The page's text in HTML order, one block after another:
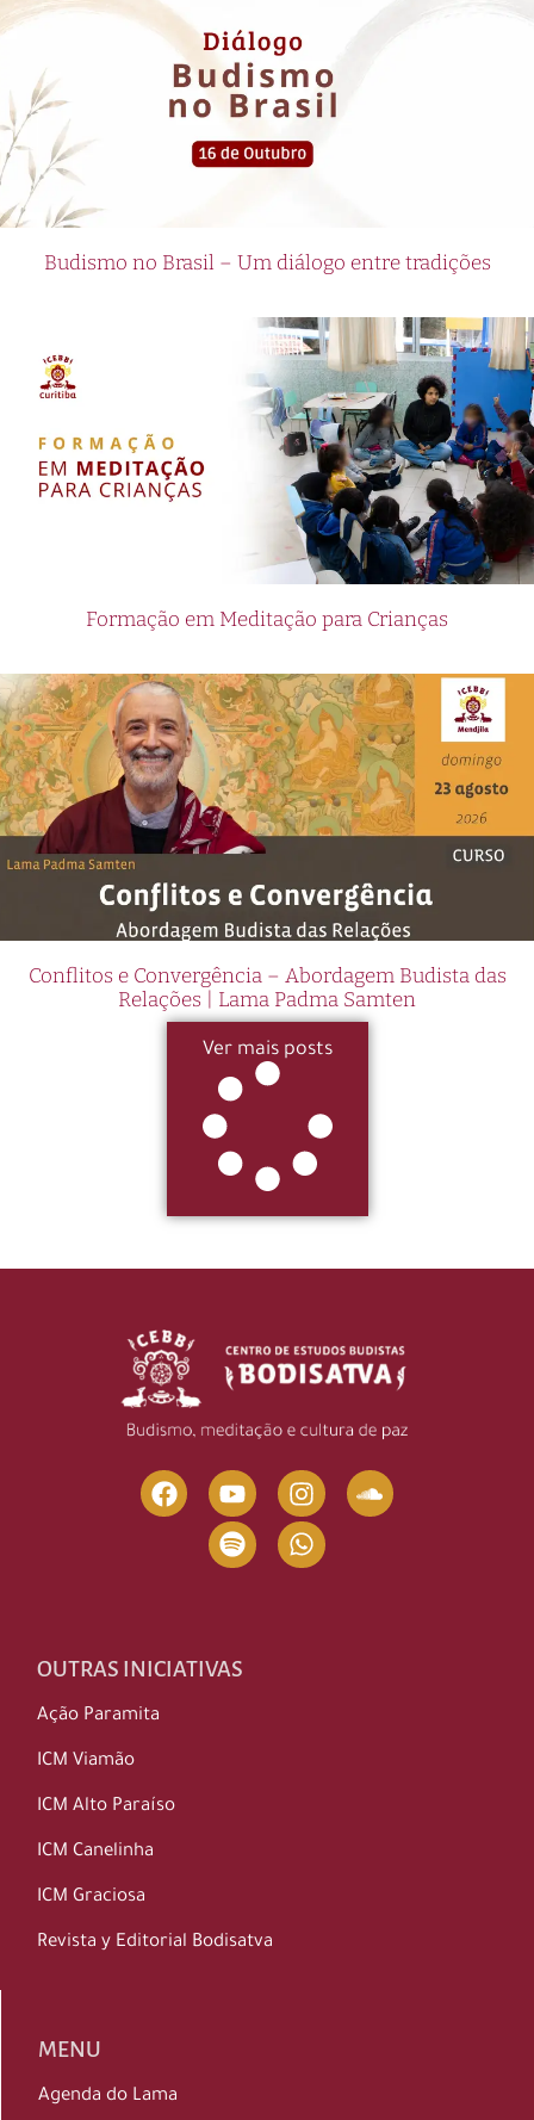
Budismo no Brasil – Um diálogo entre tradições
Formação em Meditação para Crianças
Conflitos e Convergência – Abordagem Budista das
Relações | Lama Padma Samten
Ver mais posts
OUTRAS INICIATIVAS
Ação Paramita
ICM Viamão
ICM Alto Paraíso
ICM Canelinha
ICM Graciosa
Revista y Editorial Bodisatva
MENU
Agenda do Lama